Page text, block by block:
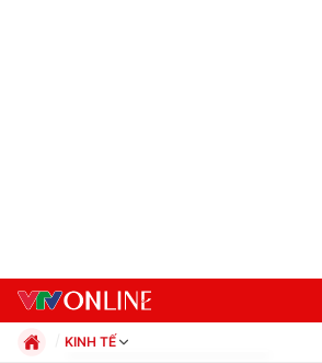
KINH TẾ